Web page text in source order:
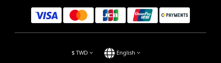
$ TWD English